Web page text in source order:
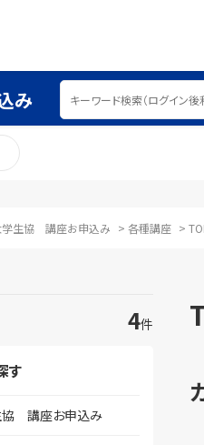
み
学生協 講座お申込み > 各種講座 >
4件
す
協 講座お申込み